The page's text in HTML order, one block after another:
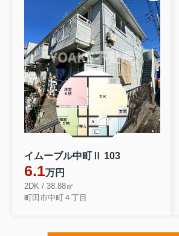
イムーブル中町Ⅱ 103
6.1万円
2DK / 38.88㎡
町田市中町４丁目